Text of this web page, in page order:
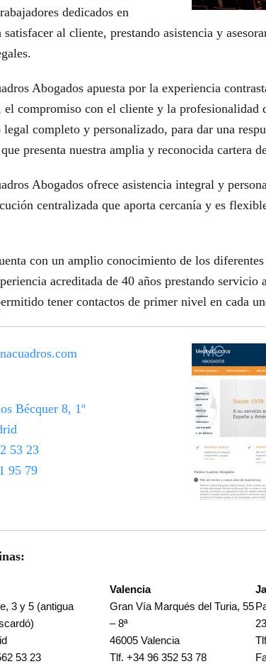
dedicados en
satisfacer al cliente, prestando asistencia y
Abogados apuesta por la experiencia
el compromiso con el cliente y la profesionalidad
completo y personalizado, para dar una
presenta nuestra amplia y reconocida cartera
Abogados ofrece asistencia integral y
centralizada que aporta cercanía y es
con un amplio conocimiento de los diferentes
acreditada de 40 años prestando servicio
tener contactos de primer nivel en cada
Bécquer 8, 1º
53 23
95 79
3 y 5 (antigua
53 23
Valencia
Gran Vía Marqués del Turia, 55
– 8ª
46005 Valencia
Tlf. +34 96 352 53 78